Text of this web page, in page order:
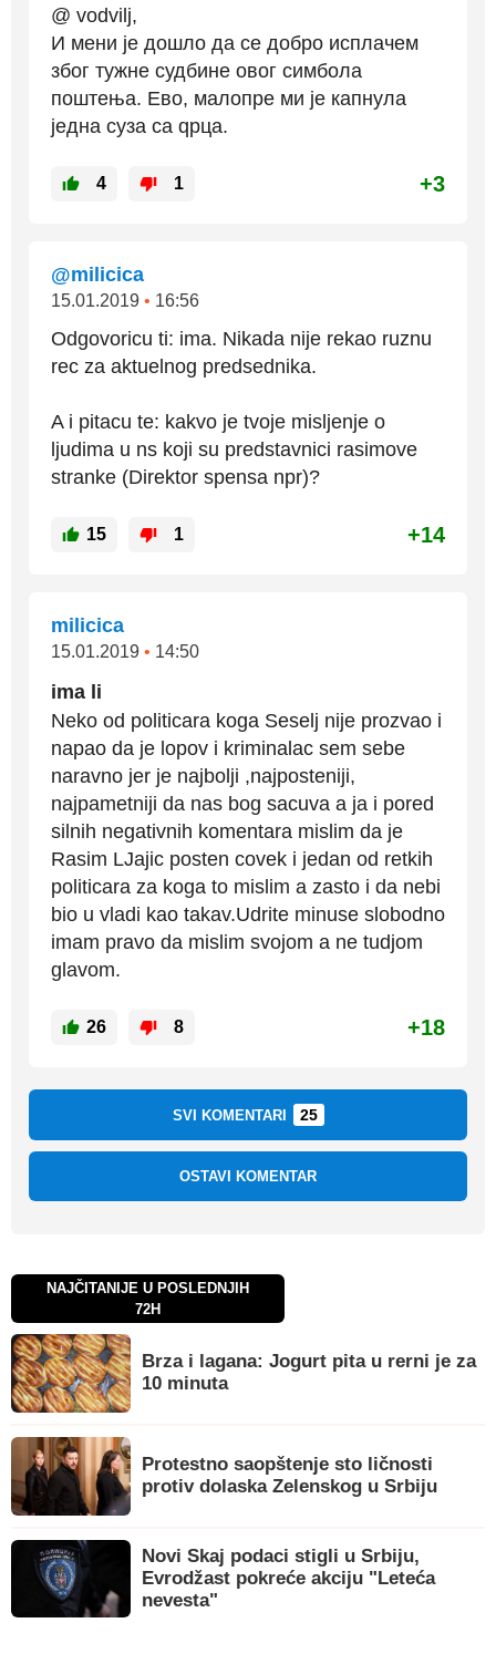
@ vodvilj,
И мени је дошло да се добро исплачем
због тужне судбине овог симбола
поштења. Ево, малопре ми је капнула
једна суза са qрца.
4 1 +3
@milicica
15.01.2019 • 16:56
Odgovoricu ti: ima. Nikada nije rekao ruznu
rec za aktuelnog predsednika.
A i pitacu te: kakvo je tvoje misljenje o
ljudima u ns koji su predstavnici rasimove
stranke (Direktor spensa npr)?
15 1 +14
milicica
15.01.2019 • 14:50
ima li
Neko od politicara koga Seselj nije prozvao i
napao da je lopov i kriminalac sem sebe
naravno jer je najbolji ,najposteniji,
najpametniji da nas bog sacuva a ja i pored
silnih negativnih komentara mislim da je
Rasim LJajic posten covek i jedan od retkih
politicara za koga to mislim a zasto i da nebi
bio u vladi kao takav.Udrite minuse slobodno
imam pravo da mislim svojom a ne tudjom
glavom.
26 8 +18
SVI KOMENTARI 25
OSTAVI KOMENTAR
NAJČITANIJE U POSLEDNJIH
72H
Brza i lagana: Jogurt pita u rerni je za
10 minuta
Protestno saopštenje sto ličnosti
protiv dolaska Zelenskog u Srbiju
Novi Skaj podaci stigli u Srbiju,
Evrodžast pokreće akciju "Leteća
nevesta"